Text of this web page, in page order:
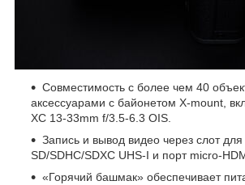
Совместимость с более чем 40
аксессуарами с байонетом X-mount,
XC 13-33mm f/3.5-6.3 OIS.
Запись и вывод видео через слот для
SD/SDHC/SDXC UHS-I и порт micro-
«Горячий башмак» обеспечивает